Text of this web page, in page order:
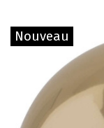
Nouveau